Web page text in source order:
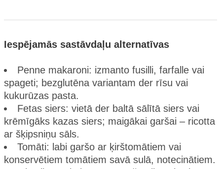
Iespējamās sastāvdaļu alternatīvas
Penne makaroni: izmanto fusilli, farfalle vai
spageti; bezglutēna variantam der rīsu vai
kukurūzas pasta.
Fetas siers: vietā der baltā sālītā siers vai
krēmīgāks kazas siers; maigākai garšai – ricotta
ar šķipsniņu sāls.
Tomāti: labi garšo ar ķirštomātiem vai
konservētiem tomātiem savā sulā, notecinātiem.